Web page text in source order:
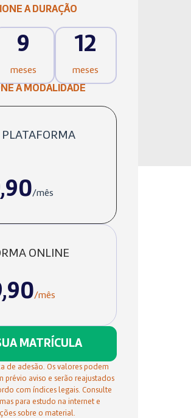
A DURAÇÃO
9
meses
12
meses
A MODALIDADE
PLATAFORMA
/mês
ONLINE
/mês
MATRÍCULA
de adesão. Os valores podem
prévio aviso e serão reajustados
com índices legais. Consulte
para estudo na internet e
sobre o material.